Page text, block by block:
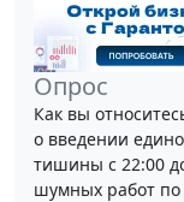
Опрос
Как вы
о введении
тишины с 22:00
шумных работ по